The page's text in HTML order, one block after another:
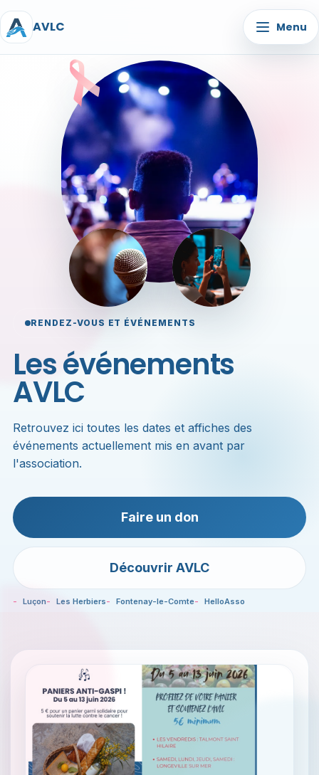
AVLC Menu
RENDEZ-VOUS ET ÉVÉNEMENTS
Les événements
AVLC
Retrouvez ici toutes les dates et affiches des
événements actuellement mis en avant par
l'association.
Faire un don
Découvrir AVLC
Luçon Les Herbiers Fontenay-le-Comte HelloAsso